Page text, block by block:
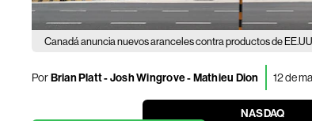
Canadá anuncia nuevos aranceles contra productos de
PorBrian Platt - Josh Wingrove - Mathieu Dion 12 de
NASDAQ